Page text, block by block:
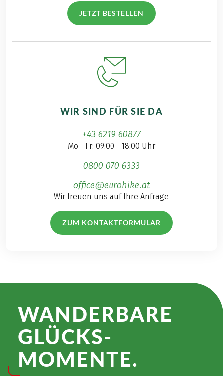
JETZT BESTELLEN
WIR SIND FÜR SIE DA
+43 6219 60877
Mo - Fr: 09:00 - 18:00 Uhr
0800 070 6333
office@eurohike.at
Wir freuen uns auf Ihre Anfrage
ZUM KONTAKTFORMULAR
WANDER­BARE
GLÜCKS­
MOMENTE.